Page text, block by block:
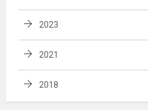
2023
2021
2018